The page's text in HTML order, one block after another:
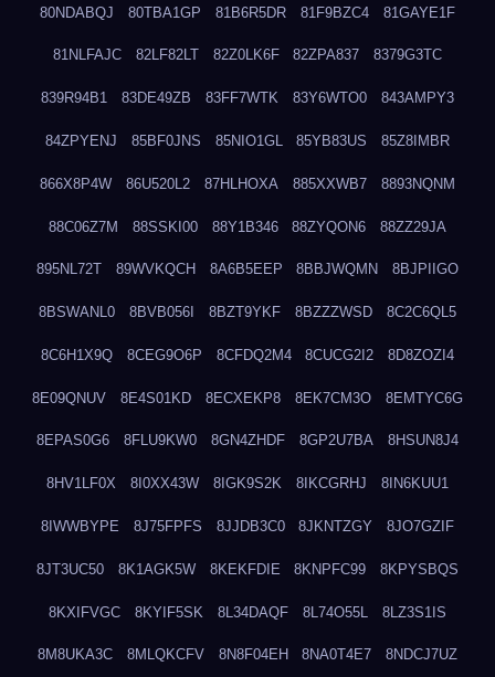
80NDABQJ 80TBA1GP 81B6R5DR 81F9BZC4 81GAYE1F
81NLFAJC 82LF82LT 82Z0LK6F 82ZPA837 8379G3TC
839R94B1 83DE49ZB 83FF7WTK 83Y6WTO0 843AMPY3
84ZPYENJ 85BF0JNS 85NIO1GL 85YB83US 85Z8IMBR
866X8P4W 86U520L2 87HLHOXA 885XXWB7 8893NQNM
88C06Z7M 88SSKI00 88Y1B346 88ZYQON6 88ZZ29JA
895NL72T 89WVKQCH 8A6B5EEP 8BBJWQMN 8BJPIIGO
8BSWANL0 8BVB056I 8BZT9YKF 8BZZZWSD 8C2C6QL5
8C6H1X9Q 8CEG9O6P 8CFDQ2M4 8CUCG2I2 8D8ZOZI4
8E09QNUV 8E4S01KD 8ECXEKP8 8EK7CM3O 8EMTYC6G
8EPAS0G6 8FLU9KW0 8GN4ZHDF 8GP2U7BA 8HSUN8J4
8HV1LF0X 8I0XX43W 8IGK9S2K 8IKCGRHJ 8IN6KUU1
8IWWBYPE 8J75FPFS 8JJDB3C0 8JKNTZGY 8JO7GZIF
8JT3UC50 8K1AGK5W 8KEKFDIE 8KNPFC99 8KPYSBQS
8KXIFVGC 8KYIF5SK 8L34DAQF 8L74O55L 8LZ3S1IS
8M8UKA3C 8MLQKCFV 8N8F04EH 8NA0T4E7 8NDCJ7UZ